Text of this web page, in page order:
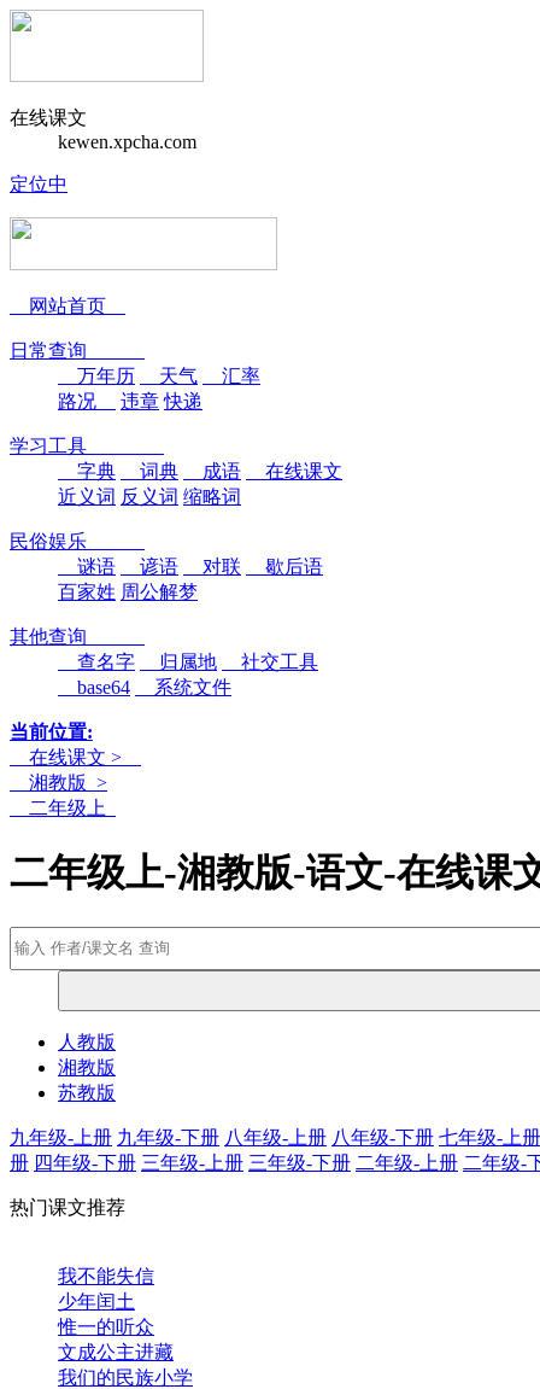
在线课文
kewen.xpcha.com
定位中
网站首页
日常查询
万年历
天气
汇率
路况
违章 快递
学习工具
字典
词典 成语
在线课文
近义词 反义词 缩略词
民俗娱乐
谜语
谚语 对联
歇后语
百家姓 周公解梦
其他查询
查名字
归属地
社交工具
base64
系统文件
当前位置:
在线课文 >
湘教版 >
二年级上
二年级上-湘教版-语文-在线课
人教版
湘教版
苏教版
九年级-上册 九年级-下册 八年级-上册 八年级-下册 七年级-上册
册 四年级-下册 三年级-上册 三年级-下册 二年级-上册 二年级-
热门课文推荐
我不能失信
少年闰土
惟一的听众
文成公主进藏
我们的民族小学